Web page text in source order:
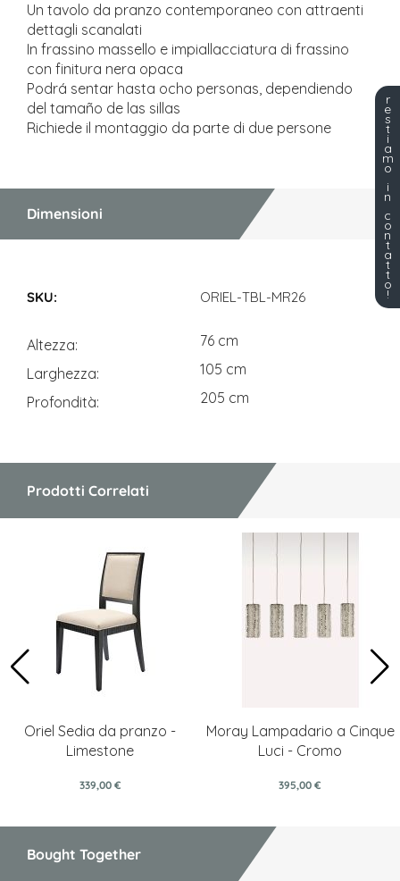
Un tavolo da pranzo contemporaneo con attraenti
dettagli scanalati
In frassino massello e impiallacciatura di frassino
con finitura nera opaca
Podrá sentar hasta ocho personas, dependiendo
del tamaño de las sillas
Richiede il montaggio da parte di due persone
Dimensioni
ORIEL-TBL-MR26
Altezza
76 cm
Larghezza
105 cm
Profondità
205 cm
Prodotti Correlati
Oriel Sedia da pranzo -
Limestone
339,00 €
Moray Lampadario a Cinque
Luci - Cromo
395,00 €
Bought Together
r
e
s
t
i
a
m
o
i
n
c
o
n
t
a
t
t
o
!